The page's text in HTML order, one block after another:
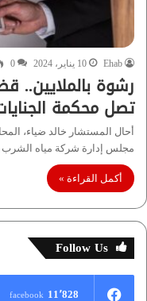
Ehab 10 يناير، 2024 0
رشوة بالملايين..
تصل محكمة
أحال المستشار خالد ضياء،
مجلس إدارة شركة مياه
أكمل القراءة »
Follow Us
11٬828 facebook